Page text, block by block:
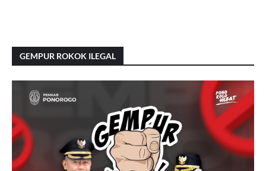
GEMPUR ROKOK ILEGAL